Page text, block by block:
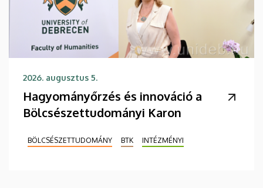
2026. augusztus 5.
Hagyományőrzés és innováció a
Bölcsészettudományi Karon
BÖLCSÉSZETTUDOMÁNY BTK INTÉZMÉNYI